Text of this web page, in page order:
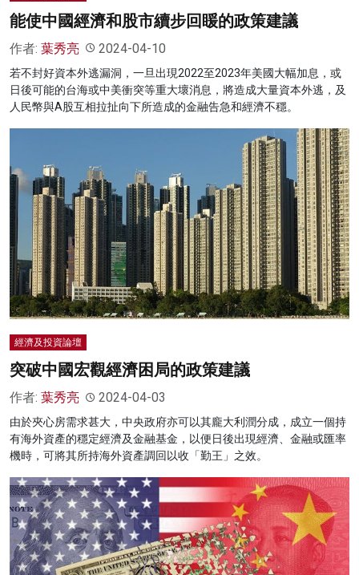
能使中國經濟和股市續步回䁔的政策建議
作者: 葉秀亮 2024-04-10
若不封好資本外逃漏洞，一旦出現2022至2023年美國大幅加息，或
日後可能的台海或中美衝突等重大壞消息，將造成大量資本外逃，及
人民幣與A股互相拉扯向下所造成的金融告急和經濟不穩。
經濟及投資論壇
突破中國宏觀經濟困局的政策建議
作者: 葉秀亮 2024-04-03
由於夾心房需求甚大，中央政府亦可以其龐大利潤分成，成立一個持
有海外資產的穩定經濟及金融基金，以便日後出現經濟、金融或匯率
機時，可將其所持海外資產調回以收「勤王」之效。